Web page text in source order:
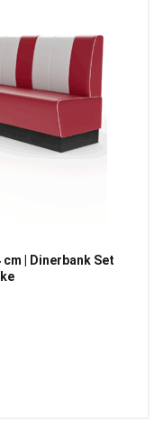
| Dinerbank Set